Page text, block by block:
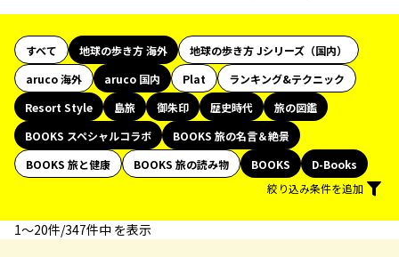
すべて 地球の歩き方 海外
地球の歩き方 Jシリーズ（国内）
aruco 海外
aruco 国内 Plat
ランキング&テクニック
Resort Style
島旅 御朱印 歴史時代
旅の図鑑
BOOKS スペシャルコラボ
BOOKS 旅の名言＆絶景
BOOKS 旅と健康
BOOKS 旅の読み物 BOOKS
D-Books
絞り込み条件を追加
1〜20件/347件中 を表示